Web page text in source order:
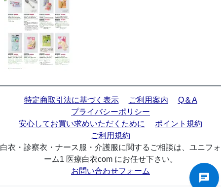
特定商取引法に基づく表示 ご利用案内
Q＆A
プライバシーポリシー
安心してお買い求めいただくために
ポイント規約
ご利用規約
白衣・診察衣・ナース服・介護服に関するご相談は、ユニフォ
ーム1 医療白衣com にお任せ下さい。
お問い合わせフォーム